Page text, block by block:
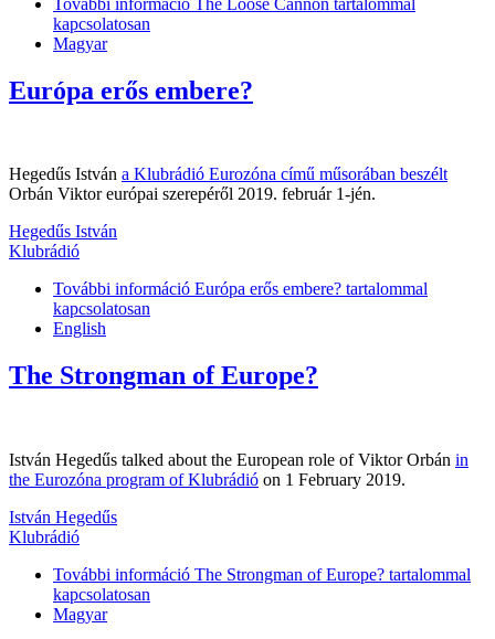
kapcsolatosan
Magyar
Európa erős embere?
Hegedűs István a Klubrádió Eurozóna című műsorában beszélt
Orbán Viktor európai szerepéről 2019. február 1-jén.
Hegedűs István
Klubrádió
További információ Európa erős embere? tartalommal
kapcsolatosan
English
The Strongman of Europe?
István Hegedűs talked about the European role of Viktor Orbán in
the Eurozóna program of Klubrádió on 1 February 2019.
István Hegedűs
Klubrádió
További információ The Strongman of Europe? tartalommal
kapcsolatosan
Magyar